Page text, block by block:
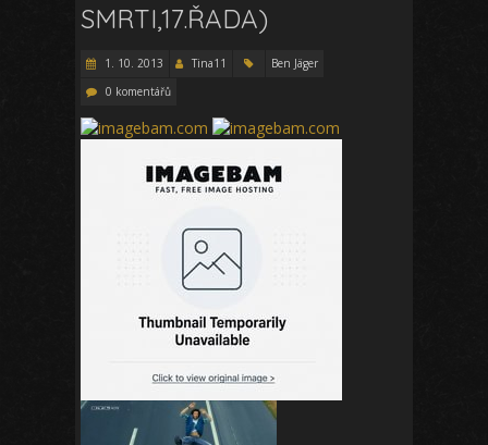
SMRTI,17.ŘADA)
1. 10. 2013 Tina11
Ben Jäger
0 komentářů